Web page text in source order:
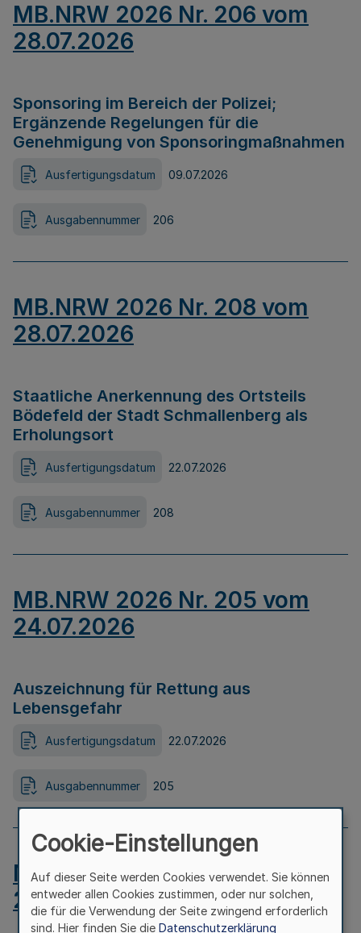
MB.NRW 2026 Nr. 206 vom
28.07.2026
Sponsoring im Bereich der Polizei;
Ergänzende Regelungen für die
Genehmigung von Sponsoringmaßnahmen
Ausfertigungsdatum 09.07.2026
Ausgabennummer 206
MB.NRW 2026 Nr. 208 vom
28.07.2026
Staatliche Anerkennung des Ortsteils
Bödefeld der Stadt Schmallenberg als
Erholungsort
Ausfertigungsdatum 22.07.2026
Ausgabennummer 208
MB.NRW 2026 Nr. 205 vom
24.07.2026
Auszeichnung für Rettung aus
Lebensgefahr
Ausfertigungsdatum 22.07.2026
Ausgabennummer 205
MB.NRW 2026 Nr. 204 vom
24.07.2026
Cookie-Einstellungen
Auf dieser Seite werden Cookies verwendet. Sie können
entweder allen Cookies zustimmen, oder nur solchen,
die für die Verwendung der Seite zwingend erforderlich
sind. Hier finden Sie die Datenschutzerklärung